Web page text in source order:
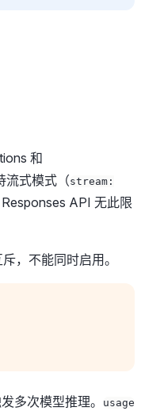
和
流式模式（stream:
API 无此限
斥，不能同时启用。
多次模型推理。 usage